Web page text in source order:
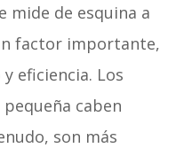
mide de esquina a
factor importante,
eficiencia. Los
caben
son más